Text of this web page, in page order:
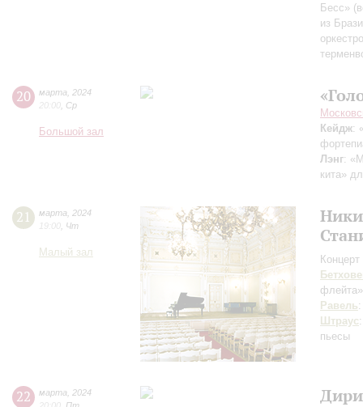
Бесс»
из
20 марта
2024
20:00 Ср
Большой зал
Кейдж:
Лэнг:
кита»
21 марта
2024
19:00 Чт
Малый зал
Равель
Штраус
пьесы
22 марта
2024